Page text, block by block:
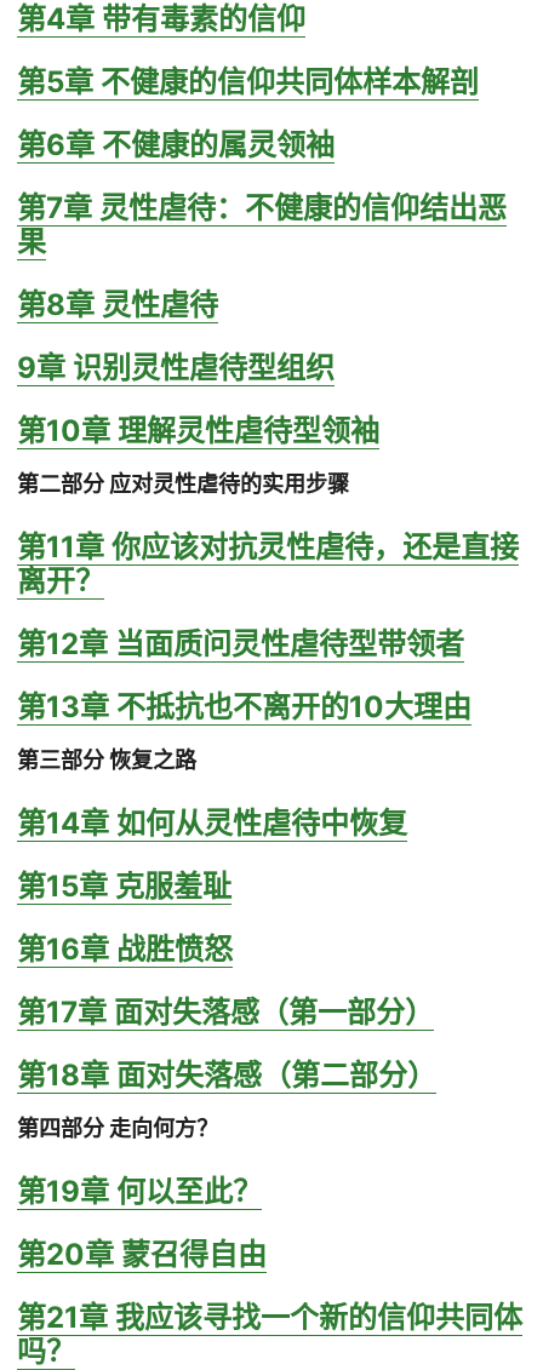
第4章 带有毒素的信仰
第5章 不健康的信仰共同体样本解剖
第6章 不健康的属灵领袖
第7章 灵性虐待：不健康的信仰结出恶
果
第8章 灵性虐待
9章 识别灵性虐待型组织
第10章 理解灵性虐待型领袖
第二部分 应对灵性虐待的实用步骤
第11章 你应该对抗灵性虐待，还是直接
离开？
第12章 当面质问灵性虐待型带领者
第13章 不抵抗也不离开的10大理由
第三部分 恢复之路
第14章 如何从灵性虐待中恢复
第15章 克服羞耻
第16章 战胜愤怒
第17章 面对失落感（第一部分）
第18章 面对失落感（第二部分）
第四部分 走向何方？
第19章 何以至此？
第20章 蒙召得自由
第21章 我应该寻找一个新的信仰共同体
吗？